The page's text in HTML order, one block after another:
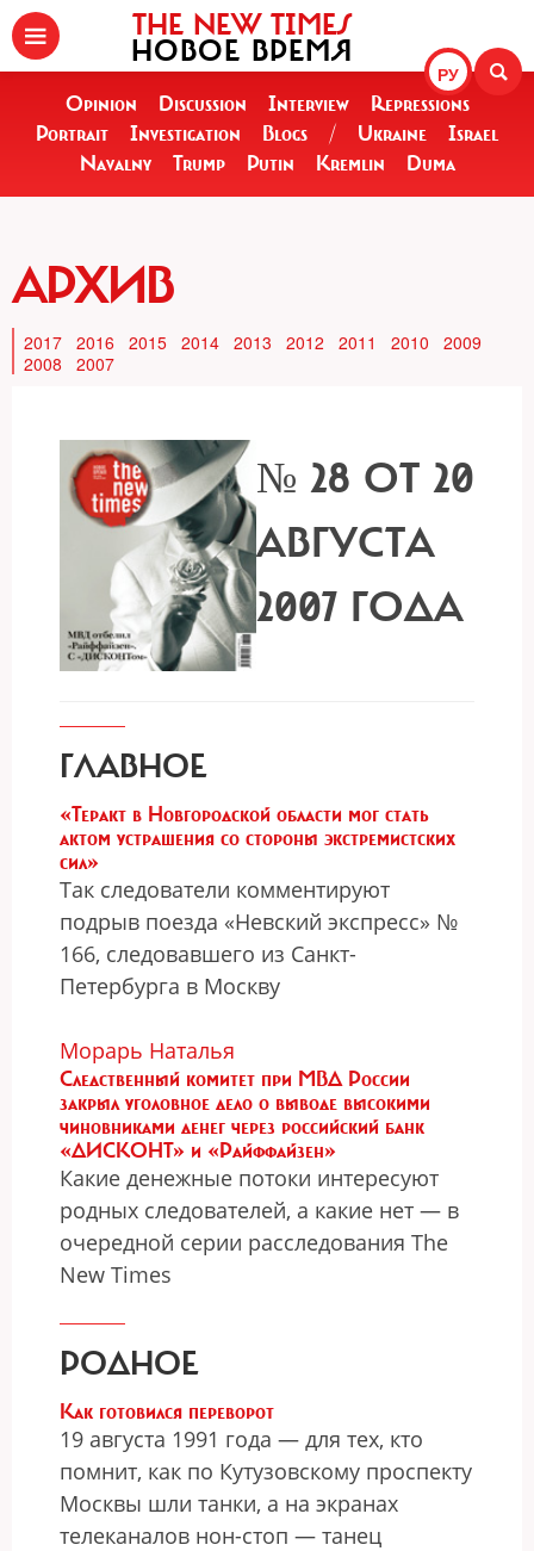
РУ
THE NEW TIMES
НОВОЕ ВРЕМЯ
Opinion Discussion Interview
Repressions
Portrait
Investigation Blogs / Ukraine
Israel
Navalny
Trump Putin Kremlin Duma
АРХИВ
2017 2016 2015 2014 2013 2012 2011 2010
2009
2008
2007
№ 28 ОТ 20
АВГУСТА
2007 ГОДА
ГЛАВНОЕ
«Теракт в Новгородской области мог стать
актом устрашения со стороны экстремистских
сил»
Так следователи комментируют
подрыв поезда «Невский экспресс» №
166, следовавшего из Санкт-
Петербурга в Москву
Морарь Наталья
Следственный комитет при МВД России
закрыл уголовное дело о выводе высокими
чиновниками денег через российский банк
«ДИСКОНТ» и «Райффайзен»
Какие денежные потоки интересуют
родных следователей, а какие нет — в
очередной серии расследования The
New Times
РОДНОЕ
Как готовился переворот
19 августа 1991 года — для тех, кто
помнит, как по Кутузовскому проспекту
Москвы шли танки, а на экранах
телеканалов нон-стоп — танец